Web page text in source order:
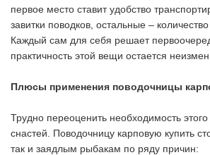
первое место ставит удобство
завитки поводков, остальные – количество
Каждый сам для себя решает
практичность этой вещи остается
Плюсы применения поводочницы
Трудно переоценить необходимость
снастей. Поводочницу карповую купить
так и заядлым рыбакам по ряду причин: